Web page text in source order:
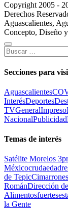
Copyright 2005 -
Derechos
Aguascalientes,
Concepto, Diseño
Buscar:
Secciones para
Aguascalientes
InterésDeportes
TVGeneralImpreso
NacionalPublicidad
Temas de interés
Satélite Morelos 3
Méxicocrudaedad
de Tepic
RománDirección
Alimentosfuertes
la Gente